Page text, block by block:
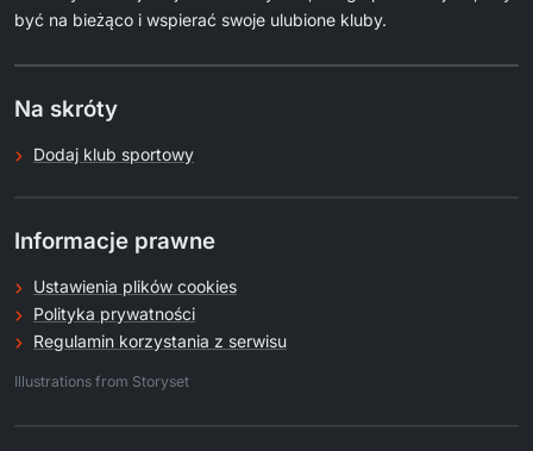
być na bieżąco i wspierać swoje ulubione kluby.
Na skróty
Dodaj klub sportowy
Informacje prawne
Ustawienia plików cookies
Polityka prywatności
Regulamin korzystania z serwisu
Illustrations from Storyset